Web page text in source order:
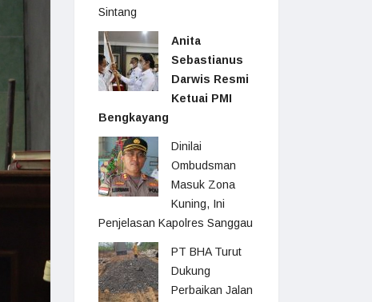
Sintang
Anita
Sebastianus
Darwis Resmi
Ketuai PMI
Bengkayang
Dinilai
Ombudsman
Masuk Zona
Kuning, Ini
Penjelasan Kapolres Sanggau
PT BHA Turut
Dukung
Perbaikan Jalan